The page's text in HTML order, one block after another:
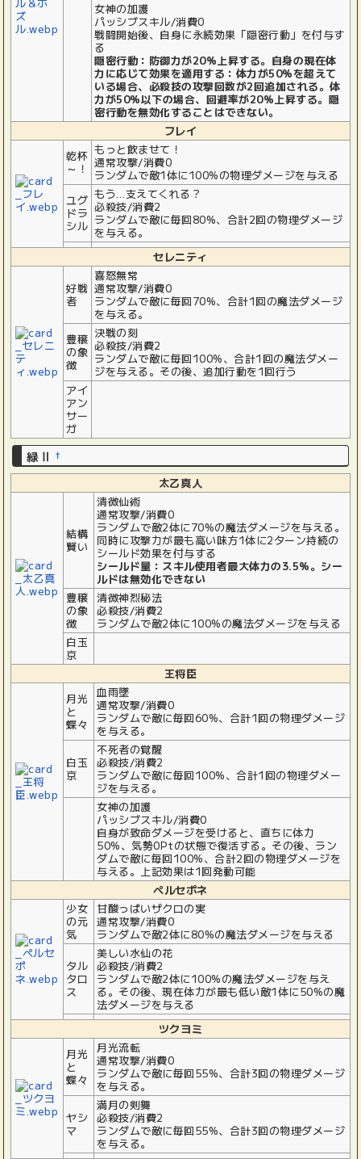
女神の加護
パッシブスキル/消費0
戦闘開始後、自身に永続効果「隠密行動」を付与す
る
隠密行動：防御力が20%上昇する。自身の現在体
力に応じて効果を適用する：体力が50%を超えて
いる場合、必殺技の攻撃回数が2回追加される。体
力が50%以下の場合、回避率が20%上昇する。隠
密行動を無効化することはできない。
フレイ
乾杯
～！
もっと飲ませて！
通常攻撃/消費0
ランダムで敵1体に100%の物理ダメージを与える
ユグ
ドラ
シル
もう…支えてくれる？
必殺技/消費2
ランダムで敵に毎回80%、合計2回の物理ダメージ
を与える。
セレニティ
好戦
者
喜怒無常
通常攻撃/消費0
ランダムで敵に毎回70%、合計1回の魔法ダメージ
を与える。
豊穣
の象
徴
決戦の刻
必殺技/消費2
ランダムで敵に毎回100%、合計1回の魔法ダメー
ジを与える。その後、追加行動を1回行う
アイ
アン
サー
ガ
緑Ⅱ †
太乙真人
結構
賢い
清微仙術
通常攻撃/消費0
ランダムで敵2体に70%の魔法ダメージを与える。
同時に攻撃力が最も高い味方1体に2ターン持続の
シールド効果を付与する
シールド量：スキル使用者最大体力の3.5%。シー
ルドは無効化できない
豊穣
の象
徴
清微神烈秘法
必殺技/消費2
ランダムで敵2体に100%の魔法ダメージを与える
白玉
京
王将臣
月光
と
蝶々
血雨墜
通常攻撃/消費0
ランダムで敵に毎回60%、合計1回の物理ダメージ
を与える。
白玉
京
不死者の覚醒
必殺技/消費2
ランダムで敵に毎回100%、合計1回の物理ダメー
ジを与える。
女神の加護
パッシブスキル/消費0
自身が致命ダメージを受けると、直ちに体力
50%、気勢0Ptの状態で復活する。その後、ラン
ダムで敵に毎回100%、合計2回の物理ダメージを
与える。上記効果は1回発動可能
ペルセポネ
少女
の元
気
甘酸っぱいザクロの実
通常攻撃/消費0
ランダムで敵2体に80%の魔法ダメージを与える
タル
タロ
ス
美しい水仙の花
必殺技/消費2
ランダムで敵2体に100%の魔法ダメージを与え
る。その後、現在体力が最も低い敵1体に50%の魔
法ダメージを与える
ツクヨミ
月光
と
蝶々
月光流転
通常攻撃/消費0
ランダムで敵に毎回55%、合計3回の物理ダメージ
を与える。
ヤシ
マ
満月の剣舞
必殺技/消費2
ランダムで敵に毎回55%、合計3回の物理ダメージ
を与える。